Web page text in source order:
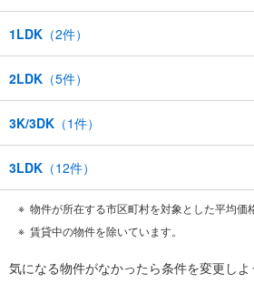
1LDK （2件）
2LDK （5件）
3K/3DK （1件）
3LDK （12件）
物件が所在する市区町村を対象とした平均価
賃貸中の物件を除いています。
気になる物件がなかったら条件を変更しよ